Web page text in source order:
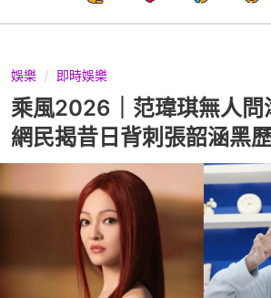
娛樂 即時娛樂
乘風2026｜范瑋琪無人
網民揭昔日背刺張韶涵黑